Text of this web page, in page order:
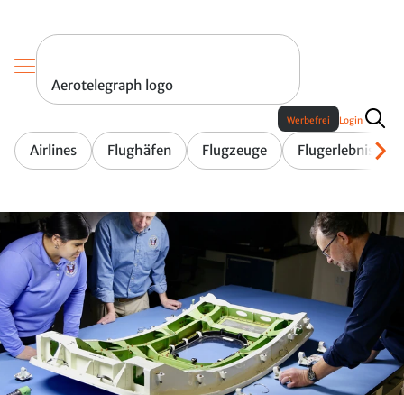
Aerotelegraph logo
Airlines Flughäfen Flugzeuge Flugerlebnis
Werbefrei Login